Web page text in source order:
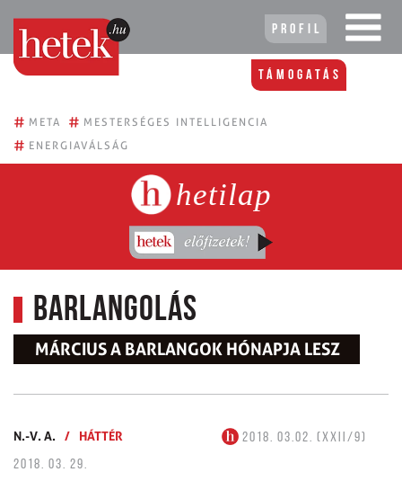
Profil
Támogatás
# META # MESTERSÉGES INTELLIGENCIA
# ENERGIAVÁLSÁG
hetilap
Barlangolás
MÁRCIUS A BARLANGOK HÓNAPJA LESZ
N.-V. A. / HÁTTÉR
2018. 03.02. (XXII/9)
2018. 03. 29.